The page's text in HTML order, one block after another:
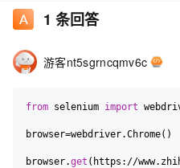
1 条回答
游客nt5sgrncqmv6c
from selenium import
browser=webdriver.Chrome()
browser.get (https://